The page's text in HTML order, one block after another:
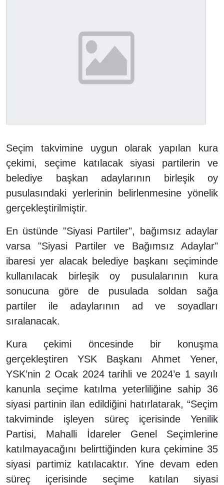
Seçim takvimine uygun olarak yapılan kura
çekimi, seçime katılacak siyasi partilerin ve
belediye başkan adaylarının birleşik oy
pusulasındaki yerlerinin belirlenmesine yönelik
gerçekleştirilmiştir.
En üstünde "Siyasi Partiler", bağımsız adaylar
varsa "Siyasi Partiler ve Bağımsız Adaylar"
ibaresi yer alacak belediye başkanı seçiminde
kullanılacak birleşik oy pusulalarının kura
sonucuna göre de pusulada soldan sağa
partiler ile adaylarının ad ve soyadları
sıralanacak.
Kura çekimi öncesinde bir konuşma
gerçekleştiren YSK Başkanı Ahmet Yener,
YSK’nin 2 Ocak 2024 tarihli ve 2024’e 1 sayılı
kanunla seçime katılma yeterliliğine sahip 36
siyasi partinin ilan edildiğini hatırlatarak, “Seçim
takviminde işleyen süreç içerisinde Yenilik
Partisi, Mahalli İdareler Genel Seçimlerine
katılmayacağını belirttiğinden kura çekimine 35
siyasi partimiz katılacaktır. Yine devam eden
süreç içerisinde seçime katılan siyasi